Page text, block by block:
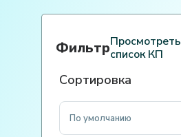
ФильтрПросмотреть
список КП
Сортировка
Сортировка товаров